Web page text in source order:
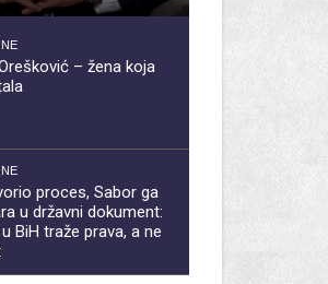
– žena koja
proces, Sabor ga
u državni dokument:
BiH traže prava, a ne